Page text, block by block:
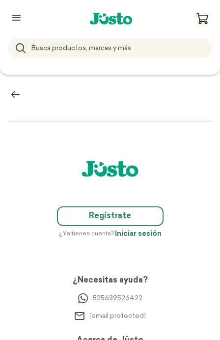
Regístrate
¿Ya tienes cuenta? Iniciar sesión
¿Necesitas ayuda?
525639526422
[email protected]